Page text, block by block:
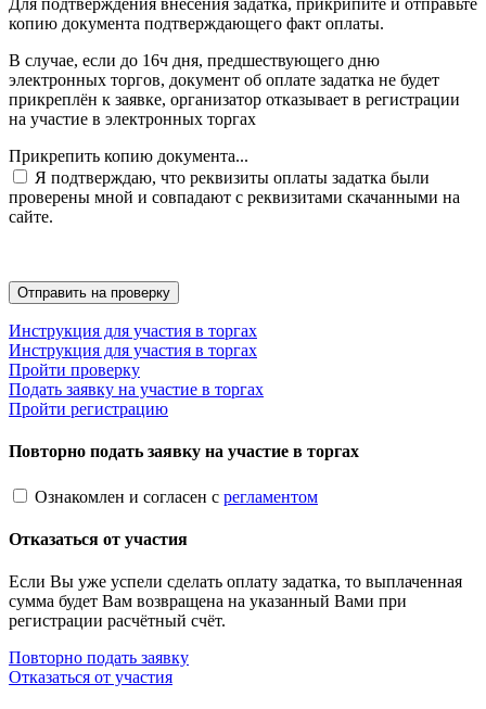
Для подтверждения внесения задатка, прикрипите и отправьте
копию документа подтверждающего факт оплаты.
В случае, если до 16ч дня, предшествующего дню
электронных торгов, документ об оплате задатка не будет
прикреплён к заявке, организатор отказывает в регистрации
на участие в электронных торгах
Прикрепить копию документа...
Я подтверждаю, что реквизиты оплаты задатка были
проверены мной и совпадают с реквизитами скачанными на
сайте.
Инструкция для участия в торгах
Инструкция для участия в торгах
Пройти проверку
Подать заявку на участие в торгах
Пройти регистрацию
Повторно подать заявку на участие в торгах
Ознакомлен и согласен с регламентом
Отказаться от участия
Если Вы уже успели сделать оплату задатка, то выплаченная
сумма будет Вам возвращена на указанный Вами при
регистрации расчётный счёт.
Повторно подать заявку
Отказаться от участия